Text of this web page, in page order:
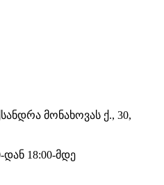
მონახოვას ქ., 30,
დან 18:00-მდე